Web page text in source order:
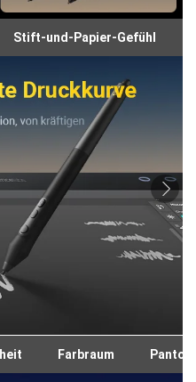
Stift-und-Papier-Gefühl
Farbraum